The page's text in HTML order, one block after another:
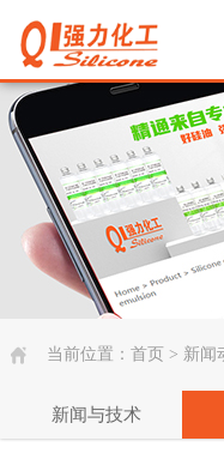
当前位置： 首页 > 新闻
新闻与技术